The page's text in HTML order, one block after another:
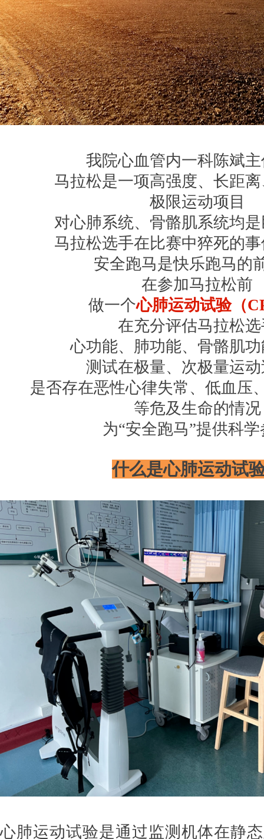
我院心血管内一科陈斌
马拉松是一项高强度、长距
极限运动项目
对心肺系统、骨骼肌系统均
马拉松选手在比赛中猝死的
安全跑马是快乐跑马的
在参加马拉松前
做一个心肺运动试验（
在充分评估马拉松
心功能、肺功能、骨骼肌
测试在极量、次极量运
是否存在恶性心律失常、低血压
等危及生命的情况
为“安全跑马”提供科
什么是心肺运动试
心肺运动试验是通过监测机体在静